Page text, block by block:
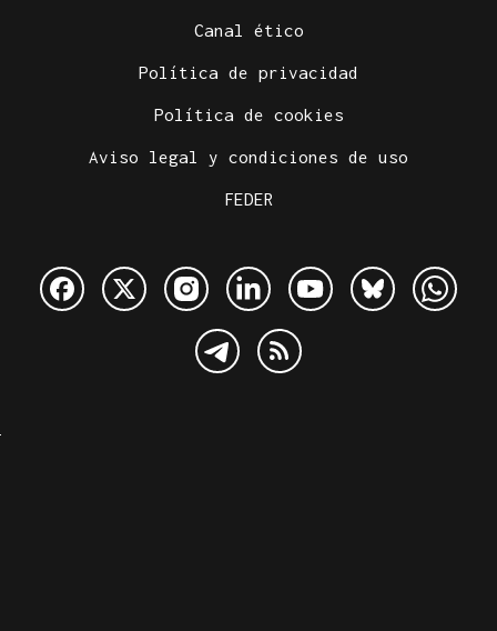
Canal ético
Política de privacidad
Política de cookies
Aviso legal y condiciones de uso
FEDER